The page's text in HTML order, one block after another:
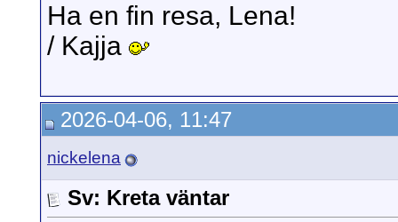
Ha en fin resa, Lena!
/ Kajja
2026-04-06, 11:47
nickelena
Sv: Kreta väntar